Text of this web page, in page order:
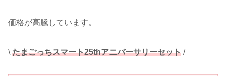
価格が高騰しています。
\ たまごっちスマート25thアニバーサリーセット /